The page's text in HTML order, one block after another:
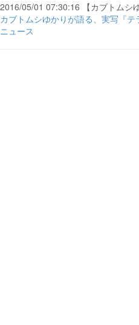
2016/05/01 07:30:16 【カブトムシ
カブトムシゆかりが語る、実写『
ニュース